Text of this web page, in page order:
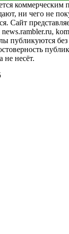
коммерческим
ни чего не
Сайт
публикуются
не несёт.